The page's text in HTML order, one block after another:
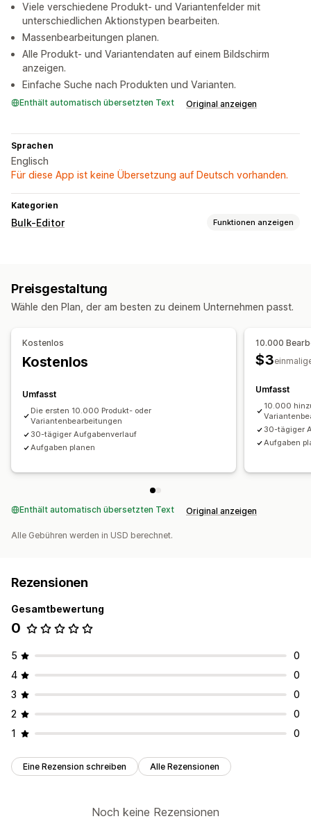
Viele verschiedene Produkt- und Variantenfelder mit
unterschiedlichen Aktionstypen bearbeiten.
Massenbearbeitungen planen.
Alle Produkt- und Variantendaten auf einem Bildschirm
anzeigen.
Einfache Suche nach Produkten und Varianten.
Enthält automatisch übersetzten Text Original anzeigen
Sprachen
Englisch
Für diese App ist keine Übersetzung auf Deutsch vorhanden.
Kategorien
Bulk-Editor Funktionen anzeigen
Tags Beschreibungen
Preisgestaltung
Wähle den Plan, der am besten zu deinem Unternehmen passt.
Kostenlos
Kostenlos
Umfasst
Die ersten 10.000 Produkt- oder
Variantenbearbeitungen
30-tägiger Aufgabenverlauf
Aufgaben planen
10.000
$3
Umfasst
10.000
30-tägiger
Aufgaben
Enthält automatisch übersetzten Text Original anzeigen
Alle Gebühren werden in USD berechnet.
Rezensionen
Gesamtbewertung
0
5
0
4
0
3
0
2
0
1
0
Eine Rezension schreiben Alle Rezensionen
Noch keine Rezensionen